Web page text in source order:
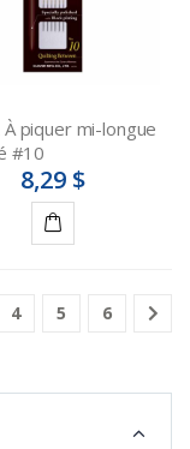
À piquer mi-longue
#10
8,29 $
4 5 6